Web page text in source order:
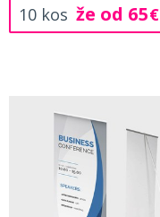
10 kos že od 65€